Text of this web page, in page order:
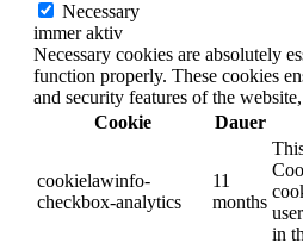
Necessary
immer aktiv
Necessary cookies are absolutely
function properly. These cookies
and security features of the
Cookie
Dauer
cookielawinfo-
checkbox-analytics
11
months
in